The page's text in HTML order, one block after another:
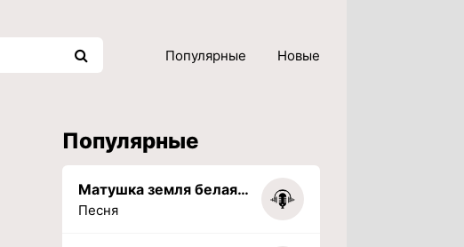
Популярные Новые
Популярные
Матушка земля белая березонька
Песня